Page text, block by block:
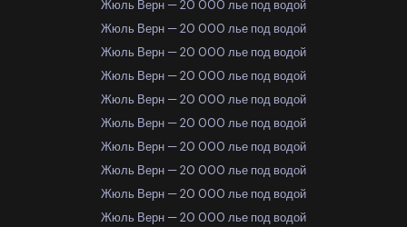
Жюль Верн — 20 000 лье под водой
Жюль Верн — 20 000 лье под водой
Жюль Верн — 20 000 лье под водой
Жюль Верн — 20 000 лье под водой
Жюль Верн — 20 000 лье под водой
Жюль Верн — 20 000 лье под водой
Жюль Верн — 20 000 лье под водой
Жюль Верн — 20 000 лье под водой
Жюль Верн — 20 000 лье под водой
Жюль Верн — 20 000 лье под водой